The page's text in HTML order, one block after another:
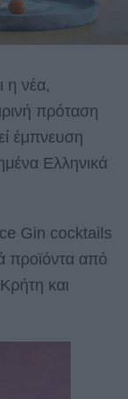
η νέα,
πρόταση
έμπνευση
Ελληνικά
Gin cocktails
προϊόντα από
και